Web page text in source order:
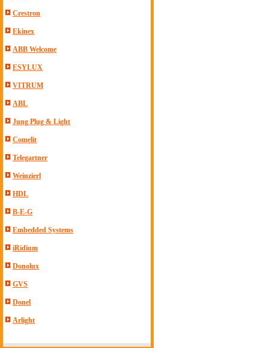
Crestron
Ekinex
ABB Welcome
ESYLUX
VITRUM
ABL
Jung Plug & Light
Comelit
Telegartner
Weinzierl
HDL
B-E-G
Embedded Systems
iRidium
Donolux
GVS
Donel
Arlight